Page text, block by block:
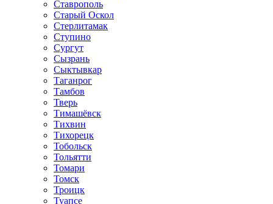
Ставрополь
Старый Оскол
Стерлитамак
Ступино
Сургут
Сызрань
Сыктывкар
Таганрог
Тамбов
Тверь
Тимашёвск
Тихвин
Тихорецк
Тобольск
Тольятти
Томари
Томск
Троицк
Туапсе